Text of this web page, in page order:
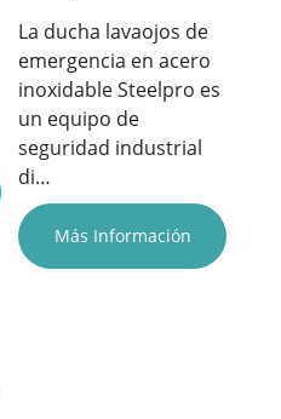
La ducha lavaojos de
emergencia en acero
inoxidable Steelpro es
un equipo de
seguridad industrial
di…
Más Información